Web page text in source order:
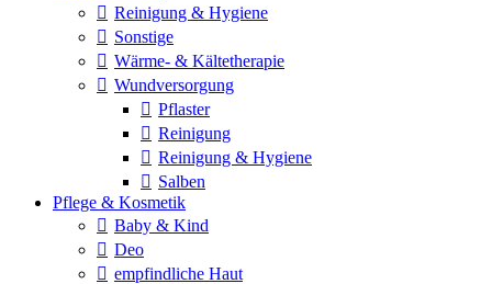
Reinigung & Hygiene
Sonstige
Wärme- & Kältetherapie
Wundversorgung
Pflaster
Reinigung
Reinigung & Hygiene
Salben
Pflege & Kosmetik
Baby & Kind
Deo
empfindliche Haut